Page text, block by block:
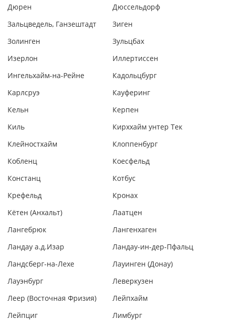
Дюрен
Дюссельдорф
Зальцведель, Ганзештадт
Зиген
Золинген
Зульцбах
Изерлон
Иллертиссен
Ингельхайм-на-Рейне
Кадольцбург
Карлсруэ
Кауферинг
Кельн
Керпен
Киль
Кирххайм унтер Тек
Клейностхайм
Клоппенбург
Кобленц
Коесфельд
Констанц
Котбус
Крефельд
Кронах
Кётен (Анхальт)
Лаатцен
Лангебрюк
Лангенхаген
Ландау а.д.Изар
Ландау-ин-дер-Пфальц
Ландсберг-на-Лехе
Лауинген (Донау)
Лауэнбург
Леверкузен
Леер (Восточная Фризия)
Лейпхайм
Лейпциг
Лимбург